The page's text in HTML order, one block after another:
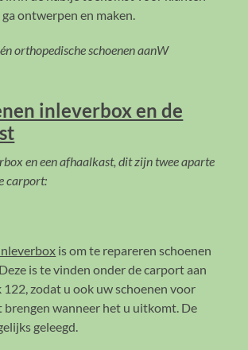
ontwerpen en maken.
orthopedische schoenen aanW
inleverbox en de
en een afhaalkast, dit zijn twee aparte
carport:
is om te repareren schoenen
is te vinden onder de carport aan
zodat u ook uw schoenen voor
brengen wanneer het u uitkomt. De
geleegd.